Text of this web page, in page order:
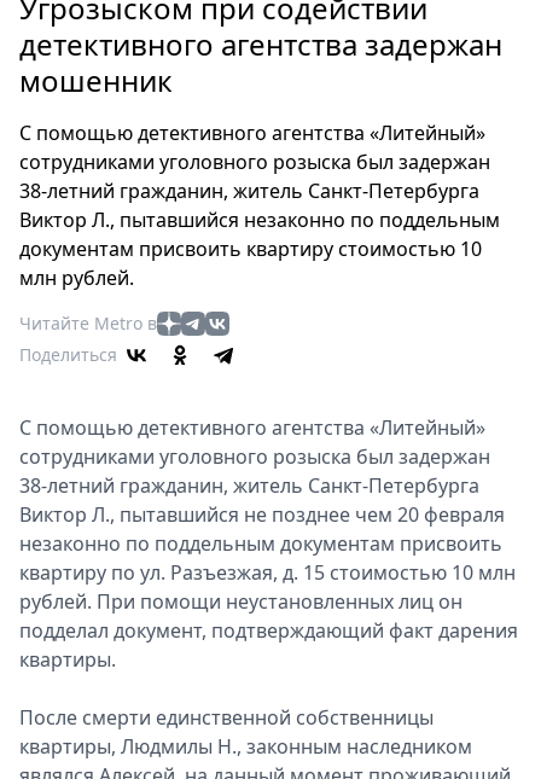
Россия
Здоровье
Еда
Туризм
Мода
Театр
Кино
Афиша
Книги
Выставки
релизы
О
Metro
Стримы
Спецпроекты
Звезды
Выборы
Metro
детективного агентства задержан
мошенник
С помощью детективного агентства «Литейный»
сотрудниками уголовного розыска был задержан
38-летний гражданин, житель Санкт-Петербурга
Виктор Л., пытавшийся незаконно по поддельным
документам присвоить квартиру стоимостью 10
млн рублей.
Читайте Metro в
Поделиться
С помощью детективного агентства «Литейный»
сотрудниками уголовного розыска был задержан
38-летний гражданин, житель Санкт-Петербурга
Виктор Л., пытавшийся не позднее чем 20 февраля
незаконно по поддельным документам присвоить
квартиру по ул. Разъезжая, д. 15 стоимостью 10 млн
рублей. При помощи неустановленных лиц он
подделал документ, подтверждающий факт дарения
квартиры.
После смерти единственной собственницы
квартиры, Людмилы Н., законным наследником